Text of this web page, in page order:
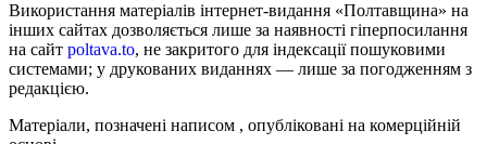
Використання матеріалів інтернет-видання «Полтавщина» на
інших сайтах дозволяється лише за наявності гіперпосилання
на сайт poltava.to, не закритого для індексації пошуковими
системами; у друкованих виданнях — лише за погодженням з
редакцією.
Матеріали, позначені написом , опубліковані на комерційній